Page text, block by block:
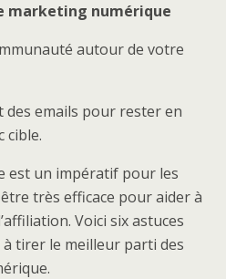
marketing numérique
autour de votre
des emails pour rester en
cible.
est un impératif pour les
très efficace pour aider à
Voici six astuces
tirer le meilleur parti des